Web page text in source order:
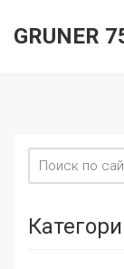
GRUNER